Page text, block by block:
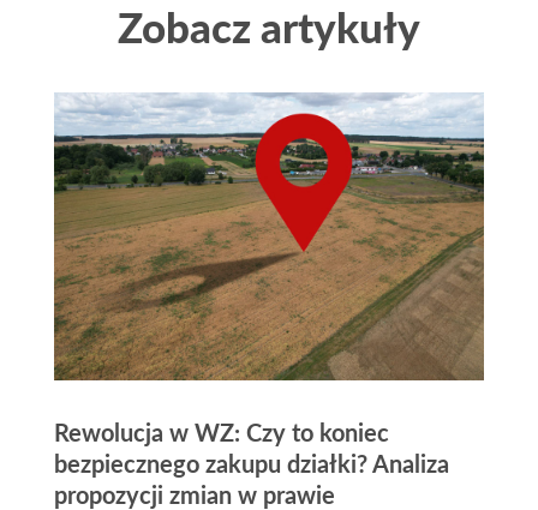
Zobacz artykuły
Rewolucja w WZ: Czy to koniec
bezpiecznego zakupu działki? Analiza
propozycji zmian w prawie